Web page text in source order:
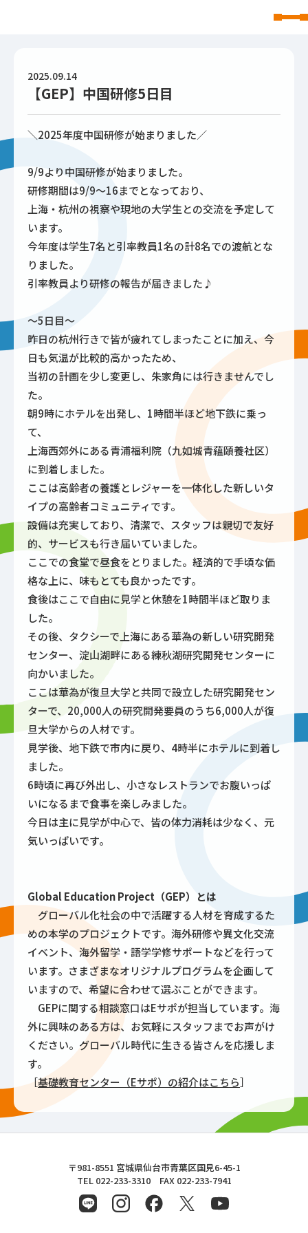
2025.09.14
【GEP】中国研修5日目
＼2025年度中国研修が始まりました／
9/9より中国研修が始まりました。
研修期間は9/9～16までとなっており、
上海・杭州の視察や現地の大学生との交流を予定して
います。
今年度は学生7名と引率教員1名の計8名での渡航とな
りました。
引率教員より研修の報告が届きました♪
～5日目～
昨日の杭州行きで皆が疲れてしまったことに加え、今
日も気温が比較的高かったため、
当初の計画を少し変更し、朱家角には行きませんでし
た。
朝9時にホテルを出発し、1時間半ほど地下鉄に乗っ
て、
上海西郊外にある青浦福利院（九如城青蘊頤養社区）
に到着しました。
ここは高齢者の養護とレジャーを一体化した新しいタ
イプの高齢者コミュニティです。
設備は充実しており、清潔で、スタッフは親切で友好
的、サービスも行き届いていました。
ここでの食堂で昼食をとりました。経済的で手頃な価
格な上に、味もとても良かったです。
食後はここで自由に見学と休憩を1時間半ほど取りま
した。
その後、タクシーで上海にある華為の新しい研究開発
センター、淀山湖畔にある練秋湖研究開発センターに
向かいました。
ここは華為が復旦大学と共同で設立した研究開発セン
ターで、20,000人の研究開発要員のうち6,000人が復
旦大学からの人材です。
見学後、地下鉄で市内に戻り、4時半にホテルに到着し
ました。
6時頃に再び外出し、小さなレストランでお腹いっぱ
いになるまで食事を楽しみました。
今日は主に見学が中心で、皆の体力消耗は少なく、元
気いっぱいです。
Global Education Project（GEP）とは
グローバル化社会の中で活躍する人材を育成するた
めの本学のプロジェクトです。海外研修や異文化交流
イベント、海外留学・語学学修サポートなどを行って
います。さまざまなオリジナルプログラムを企画して
いますので、希望に合わせて選ぶことができます。
GEPに関する相談窓口はEサポが担当しています。海
外に興味のある方は、お気軽にスタッフまでお声がけ
ください。グローバル時代に生きる皆さんを応援しま
す。
［基礎教育センター（Eサポ）の紹介はこちら］
東北文化学園大学
〒981-8551 宮城県仙台市青葉区国見6-45-1
TEL 022-233-3310 FAX 022-233-7941